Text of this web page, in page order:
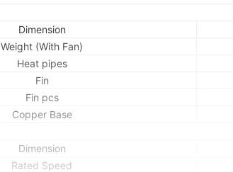
Dimension
Weight (With Fan)
Heat pipes
Fin
Fin pcs
Copper Base
Dimension
Rated Speed